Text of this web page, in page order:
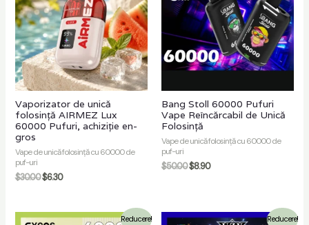
Vaporizator de unică
folosință AIRMEZ Lux
60000 Pufuri, achiziție en-
gros
Vape de unică folosință cu 60000 de
puf-uri
$30.00$6.30
Bang Stoll 60000 Pufuri
Vape Reîncărcabil de Unică
Folosință
Vape de unică folosință cu 60000 de
puf-uri
$50.00$8.90
Reducere! Reducere!